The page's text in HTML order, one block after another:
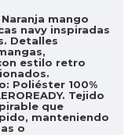
Naranja mango
navy inspiradas
Detalles
estilo retro
Poliéster 100%
Tejido
que
manteniendo
o